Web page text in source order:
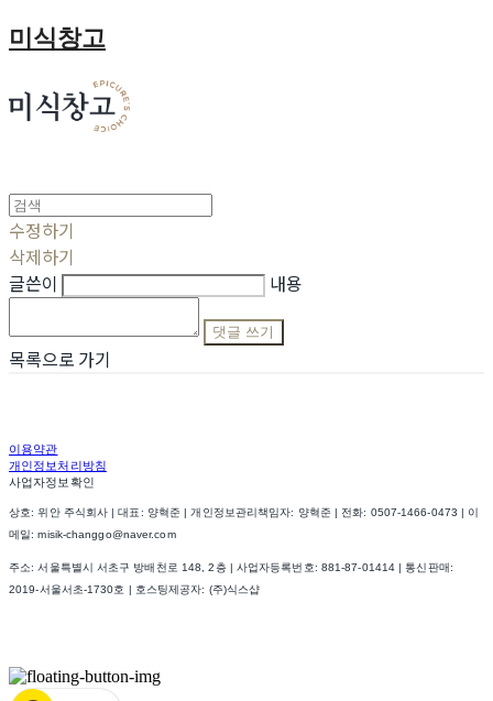
미식창고
수정하기
삭제하기
글쓴이
내용
댓글 쓰기
목록으로 가기
이용약관
개인정보처리방침
사업자정보확인
상호: 위안 주식회사 | 대표: 양혁준 | 개인정보관리책임자: 양혁준 | 전화: 0507-1466-0473 | 이
메일: misik-changgo@naver.com
주소: 서울특별시 서초구 방배천로 148, 2층 | 사업자등록번호: 881-87-01414 | 통신판매:
2019-서울서초-1730호
| 호스팅제공자: (주)식스샵